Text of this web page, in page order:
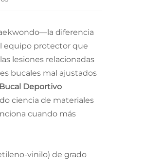
diferencia
equipo protector que
lesiones relacionadas
bucales mal ajustados
Deportivo
ciencia de materiales
cuando más
vinilo) de grado